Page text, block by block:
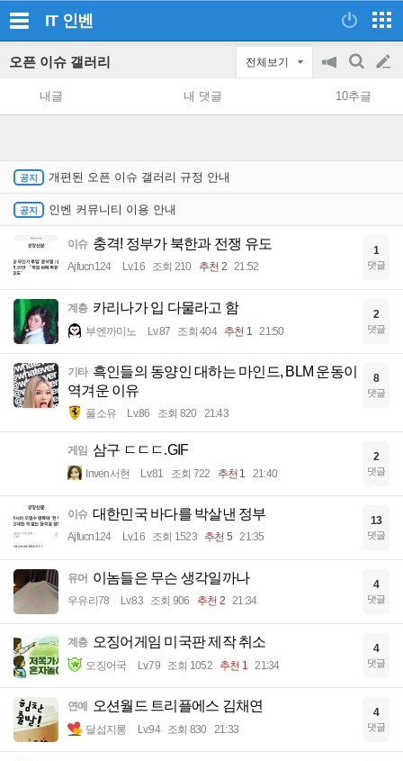
IT 인벤
오픈 이슈 갤러리 전체보기
공
지
on/off
검
색
글
쓰
내글 내 댓글 10추글
개편된 오픈 이슈 갤러리 규정 안내
인벤 커뮤니티 이용 안내
이슈 충격! 정부가 북한과 전쟁 유도
Ajfucn124 Lv.16 조회 210 추천 2 21:52
1
댓글
계층 카리나가 입 다물라고 함
부엔까미노 Lv.87 조회 404 추천 1 21:50
2
댓글
기타 흑인들의 동양인 대하는 마인드, BLM 운동이
역겨운 이유
풀소유 Lv.86 조회 820 21:43
8
댓글
게임 삼구 ㄷㄷㄷ.GIF
Inven서현 Lv.81 조회 722 추천 1 21:40
2
댓글
이슈 대한민국 바다를 박살낸 정부
Ajfucn124 Lv.16 조회 1523 추천 5 21:35
13
댓글
유머 이놈들은 무슨 생각일까나
우유리78 Lv.83 조회 906 추천 2 21:34
4
댓글
계층 오징어게임 미국판 제작 취소
오징어국 Lv.79 조회 1052 추천 1 21:34
4
댓글
연예 오션월드 트리플에스 김채연
달섭지롱 Lv.94 조회 830 21:33
4
댓글